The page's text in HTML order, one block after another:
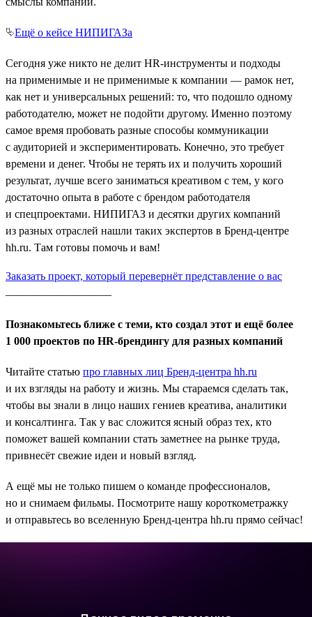
⮱Ещё о кейсе НИПИГАЗа
Сегодня уже никто не делит HR-инструменты и подходы
на применимые и не применимые к компании — рамок нет,
как нет и универсальных решений: то, что подошло одному
работодателю, может не подойти другому. Именно поэтому
самое время пробовать разные способы коммуникации
с аудиторией и экспериментировать. Конечно, это требует
времени и денег. Чтобы не терять их и получить хороший
результат, лучше всего заниматься креативом с тем, у кого
достаточно опыта в работе с брендом работодателя
и спецпроектами. НИПИГАЗ и десятки других компаний
из разных отраслей нашли таких экспертов в Бренд-центре
hh.ru. Там готовы помочь и вам!
Заказать проект, который перевернёт представление о вас
Познакомьтесь ближе с теми, кто создал этот и ещё более
1 000 проектов по HR-брендингу для разных компаний
Читайте статью про главных лиц Бренд-центра hh.ru
и их взгляды на работу и жизнь. Мы стараемся сделать так,
чтобы вы знали в лицо наших гениев креатива, аналитики
и консалтинга. Так у вас сложится ясный образ тех, кто
поможет вашей компании стать заметнее на рынке труда,
привнесёт свежие идеи и новый взгляд.
А ещё мы не только пишем о команде профессионалов,
но и снимаем фильмы. Посмотрите нашу короткометражку
и отправьтесь во вселенную Бренд-центра hh.ru прямо сейчас!